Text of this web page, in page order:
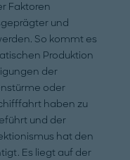
Faktoren
und
So kommt es
Produktion
der
oder
haben zu
und der
hat den
Es liegt auf der